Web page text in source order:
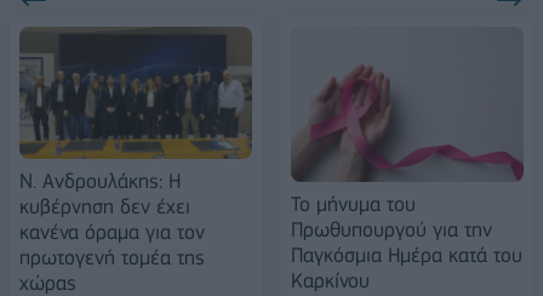
N. Ανδρουλάκης: Η
κυβέρνηση δεν έχει
κανένα όραμα για τον
πρωτογενή τομέα της
χώρας
Το μήνυμα του
Πρωθυπουργού για την
Παγκόσμια Ημέρα κατά του
Καρκίνου